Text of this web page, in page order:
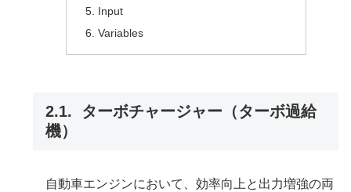
Input
Variables
ターボチャージャー（ターボ過給
機）
自動車エンジンにおいて、効率向上と出力増強の両